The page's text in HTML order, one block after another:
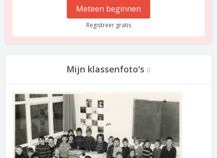
Meteen beginnen
Registreer gratis
Mijn klassenfoto's 0